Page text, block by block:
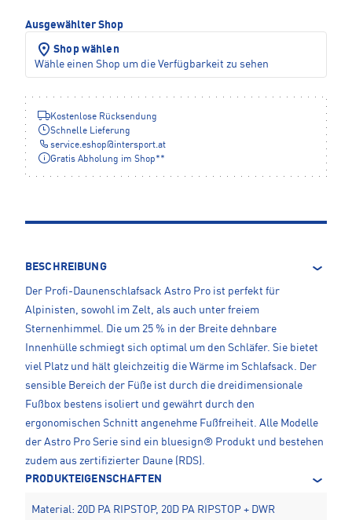
Ausgewählter Shop
Shop wählen
Wähle einen Shop um die Verfügbarkeit zu sehen
Kostenlose Rücksendung
Schnelle Lieferung
service.eshop@intersport.at
Gratis Abholung im Shop**
BESCHREIBUNG
Der Profi-Daunenschlafsack Astro Pro ist perfekt für
Alpinisten, sowohl im Zelt, als auch unter freiem
Sternenhimmel. Die um 25 % in der Breite dehnbare
Innenhülle schmiegt sich optimal um den Schläfer. Sie bietet
viel Platz und hält gleichzeitig die Wärme im Schlafsack. Der
sensible Bereich der Füße ist durch die dreidimensionale
Fußbox bestens isoliert und gewährt durch den
ergonomischen Schnitt angenehme Fußfreiheit. Alle Modelle
der Astro Pro Serie sind ein bluesign® Produkt und bestehen
zudem aus zertifizierter Daune (RDS).
PRODUKTEIGENSCHAFTEN
Material: 20D PA RIPSTOP, 20D PA RIPSTOP + DWR